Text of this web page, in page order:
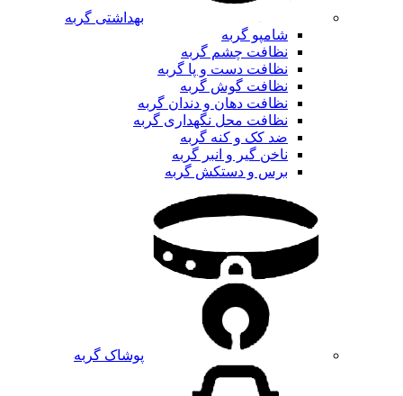
بهداشتی گربه
شامپو گربه
نظافت چشم گربه
نظافت دست و پا گربه
نظافت گوش گربه
نظافت دهان و دندان گربه
نظافت محل نگهداری گربه
ضد کک و کنه گربه
ناخن گیر و انبر گربه
برس و دستکش گربه
پوشاک گربه